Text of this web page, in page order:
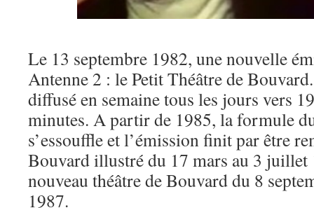
Le 13 septembre 1982, une nouvelle
Antenne 2 : le Petit Théâtre de
diffusé en semaine tous les jours vers
minutes. A partir de 1985, la formule
s’essouffle et l’émission finit par être
Bouvard illustré du 17 mars au 3 juillet
nouveau théâtre de Bouvard du 8
1987.